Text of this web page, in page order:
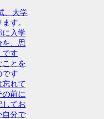
、大学
す。
に入学
を、思
です
ことを
です
忘れて
の前に
してお
自分で